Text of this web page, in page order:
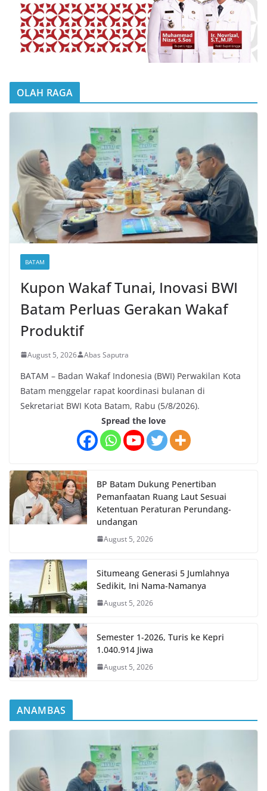
OLAH RAGA
BATAM
Kupon Wakaf Tunai, Inovasi BWI
Batam Perluas Gerakan Wakaf
Produktif
August 5, 2026 Abas Saputra
BATAM – Badan Wakaf Indonesia (BWI) Perwakilan Kota
Batam menggelar rapat koordinasi bulanan di
Sekretariat BWI Kota Batam, Rabu (5/8/2026).
Spread the love
BP Batam Dukung Penertiban
Pemanfaatan Ruang Laut Sesuai
Ketentuan Peraturan Perundang-
undangan
August 5, 2026
Situmeang Generasi 5 Jumlahnya
Sedikit, Ini Nama-Namanya
August 5, 2026
Semester 1-2026, Turis ke Kepri
1.040.914 Jiwa
August 5, 2026
ANAMBAS